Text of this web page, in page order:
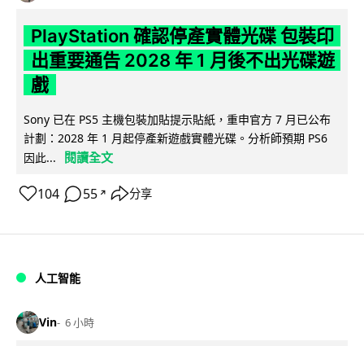
PlayStation 確認停產實體光碟 包裝印
出重要通告 2028 年 1 月後不出光碟遊
戲
Sony 已在 PS5 主機包裝加貼提示貼紙，重申官方 7 月已公布
計劃：2028 年 1 月起停產新遊戲實體光碟。分析師預期 PS6
因此...
閱讀全文
104 55 ↗ 分享
人工智能
Vin 6 小時